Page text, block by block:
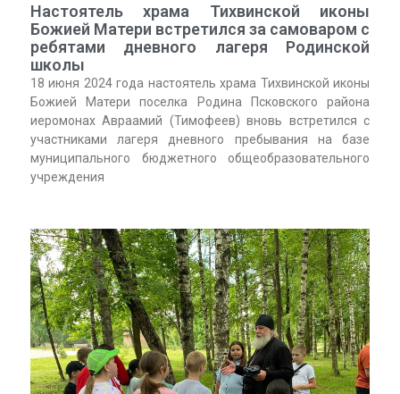
Настоятель храма Тихвинской иконы
Божией Матери встретился за самоваром с
ребятами дневного лагеря Родинской
школы
18 июня 2024 года настоятель храма Тихвинской иконы
Божией Матери поселка Родина Псковского района
иеромонах Авраамий (Тимофеев) вновь встретился с
участниками лагеря дневного пребывания на базе
муниципального бюджетного общеобразовательного
учреждения